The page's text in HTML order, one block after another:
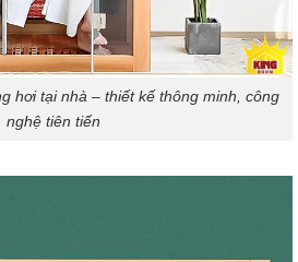
hơi tại nhà – thiết kế thông minh, công
nghệ tiên tiến